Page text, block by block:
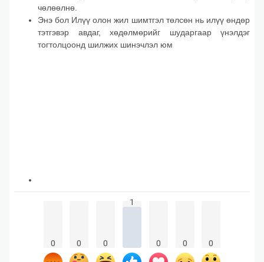
чөлөөлнө.
Энэ бол Илүү олон жил шимтгэл төлсөн нь илүү өндөр
тэтгэвэр авдаг, хөдөлмөрийг шударгаар үнэлдэг
тогтолцоонд шилжих шинэчлэл юм
0 0 0
1
0 0 0